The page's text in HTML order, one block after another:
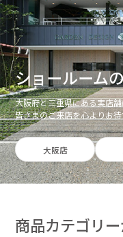
ショールーム
大阪府と三重県にある実店
皆さまのご来店を心よりお待
大阪店
商品カテゴリ